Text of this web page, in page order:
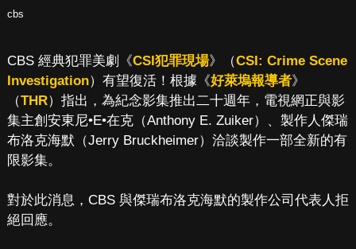
cbs
CBS 經典犯罪美劇《CSI犯罪現場》（CSI: Crime Scene
Investigation）有望復活！根據《好萊塢報導者》
（THR）指出，為紀念影集推出二十週年，電視網正與影
集主創安東尼•E•在克（Anthony E. Zuiker）、製作人傑瑞
布洛克海默（Jerry Bruckheimer）洽談製作一部全新的有
限影集。
對於此消息，CBS 與傑瑞布洛克海默的製作公司代表人拒
絕回應。